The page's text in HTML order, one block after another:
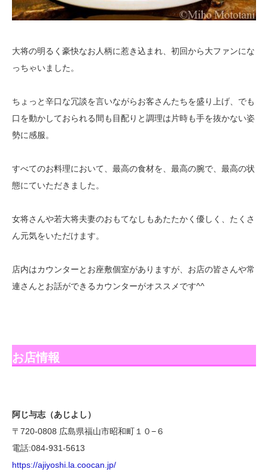
大将の明るく豪快なお人柄に惹き込まれ、初回から大ファンにな
っちゃいました。
ちょっと辛口な冗談を言いながらお客さんたちを盛り上げ、でも
口を動かしておられる間も目配りと調理は片時も手を抜かない姿
勢に感服。
すべてのお料理において、最高の食材を、最高の腕で、最高の状
態にていただきました。
女将さんや若大将夫妻のおもてなしもあたたかく優しく、たくさ
ん元気をいただけます。
店内はカウンターとお座敷個室がありますが、お店の皆さんや常
連さんとお話ができるカウンターがオススメです^^
お店情報
阿じ与志（あじよし）
〒720-0808 広島県福山市昭和町１０−６
電話:084-931-5613
https://ajiyoshi.la.coocan.jp/